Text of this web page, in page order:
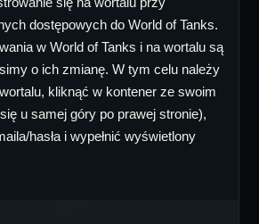
dostępowych do World of Tanks.
w World of Tanks i na wortalu są
o ich zmianę. W tym celu należy
kliknąć w kontener ze swoim
u samej góry po prawej stronie),
hasła i wypełnić wyświetlony